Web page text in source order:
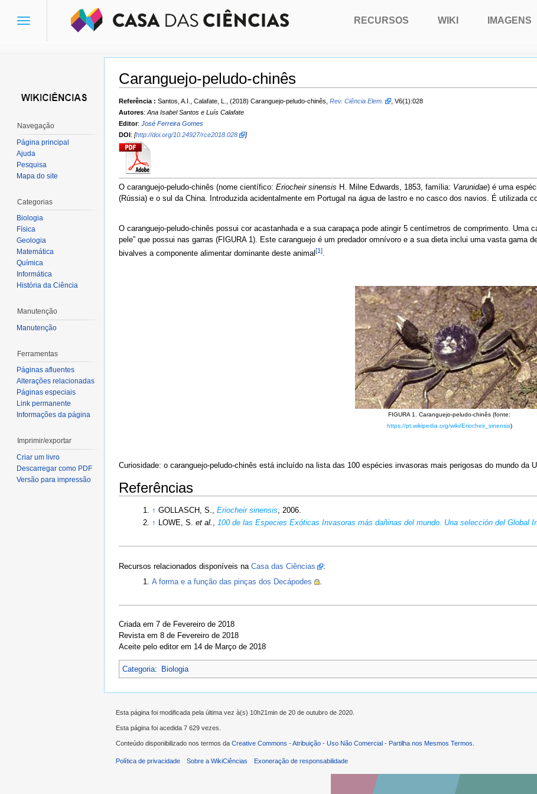
Caranguejo-peludo-chinês
Ir para:navegação,pesquisa
Referência : Santos, A.I., Calafate, L., (2018) Caranguejo-peludo-chinês, Rev. Ciência Elem.
, V6(1):028
Autores: Ana Isabel Santos e Luís Calafate
Editor: José Ferreira Gomes
DOI: [http://doi.org/10.24927/rce2018.028 ]
O caranguejo-peludo-chinês (nome científico: Eriocheir sinensis H. Milne Edwards, 1853, família: Varunidae) é uma
(Rússia) e o sul da China. Introduzida acidentalmente em Portugal na água de lastro e no casco dos navios. É utilizada
O caranguejo-peludo-chinês possui cor acastanhada e a sua carapaça pode atingir 5 centímetros de comprimento. Uma
pele” que possui nas garras (FIGURA 1). Este caranguejo é um predador omnívoro e a sua dieta inclui uma vasta gama
bivalves a componente alimentar dominante deste animal[1].
FIGURA 1. Caranguejo-peludo-chinês (fonte:
https://pt.wikipedia.org/wiki/Eriocheir_sinensis)
Curiosidade: o caranguejo-peludo-chinês está incluído na lista das 100 espécies invasoras mais perigosas do mundo da
Referências
↑ GOLLASCH, S., Eriocheir sinensis, 2006.
↑ LOWE, S. et al. 100 de las Especies Exóticas Invasoras más dañinas del mundo. Una selección del Global
Recursos relacionados disponíveis na Casa das Ciências
:
A forma e a função das pinças dos Decápodes
.
Criada em 7 de Fevereiro de 2018
Revista em 8 de Fevereiro de 2018
Aceite pelo editor em 14 de Março de 2018
Categoria: Biologia
Toggle
RECURSOS WIKI IMAGENS
Navegação
Página principal
Ajuda
Pesquisa
Mapa do site
Categorias
Biologia
Física
Geologia
Matemática
Química
Informática
História da Ciência
Manutenção
Manutenção
Ferramentas
Páginas afluentes
Alterações relacionadas
Páginas especiais
Link permanente
Informações da página
Imprimir/exportar
Criar um livro
Descarregar como PDF
Versão para impressão
Esta página foi modificada pela última vez à(s) 10h21min de 20 de outubro de 2020.
Esta página foi acedida 7 629 vezes.
Conteúdo disponibilizado nos termos da Creative Commons - Atribuição - Uso Não Comercial - Partilha nos Mesmos Termos
Política de privacidade Sobre a WikiCiências Exoneração de responsabilidade